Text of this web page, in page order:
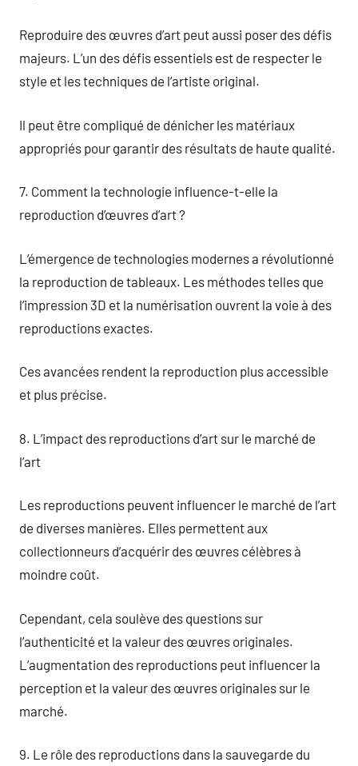
Reproduire des œuvres d’art peut aussi poser des défis
majeurs. L’un des défis essentiels est de respecter le
style et les techniques de l’artiste original.
Il peut être compliqué de dénicher les matériaux
appropriés pour garantir des résultats de haute qualité.
7. Comment la technologie influence-t-elle la
reproduction d’œuvres d’art ?
L’émergence de technologies modernes a révolutionné
la reproduction de tableaux. Les méthodes telles que
l’impression 3D et la numérisation ouvrent la voie à des
reproductions exactes.
Ces avancées rendent la reproduction plus accessible
et plus précise.
8. L’impact des reproductions d’art sur le marché de
l’art
Les reproductions peuvent influencer le marché de l’art
de diverses manières. Elles permettent aux
collectionneurs d’acquérir des œuvres célèbres à
moindre coût.
Cependant, cela soulève des questions sur
l’authenticité et la valeur des œuvres originales.
L’augmentation des reproductions peut influencer la
perception et la valeur des œuvres originales sur le
marché.
9. Le rôle des reproductions dans la sauvegarde du